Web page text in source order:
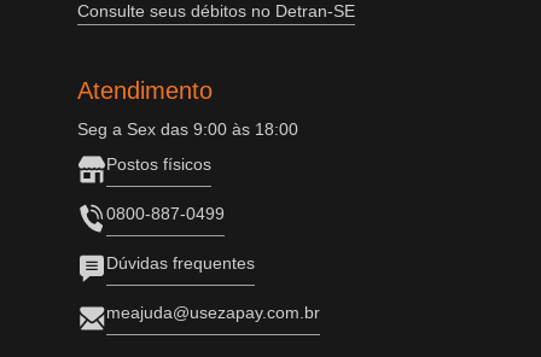
Consulte seus débitos no Detran-SE
Atendimento
Seg a Sex das 9:00 às 18:00
Postos físicos
0800-887-0499
Dúvidas frequentes
meajuda@usezapay.com.br